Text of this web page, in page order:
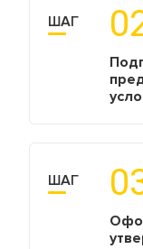
ШАГ
ШАГ